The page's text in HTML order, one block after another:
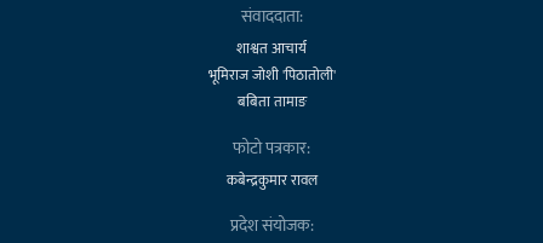
संवाददाता:
शाश्वत आचार्य
भूमिराज जोशी 'पिठातोली'
बबिता तामाङ
फोटो पत्रकार:
कबेन्द्रकुमार रावल
प्रदेश संयोजक: